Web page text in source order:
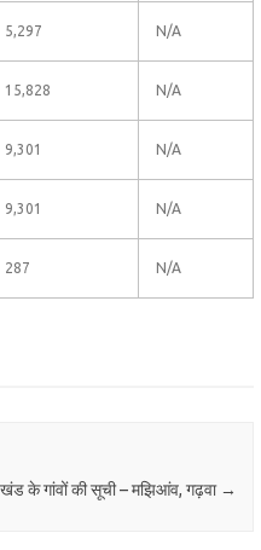
5,297 N/A
15,828 N/A
9,301 N/A
9,301 N/A
287 N/A
के गांवों की सूची – मझिआंव, गढ़वा →